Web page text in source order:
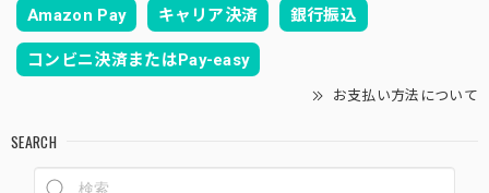
Amazon Pay キャリア決済 銀行振込
コンビニ決済またはPay-easy
お支払い方法について
SEARCH